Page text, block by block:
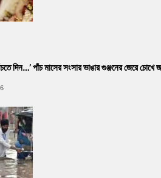
দিন…’ পাঁচ মাসের সংসার ভাঙার গুঞ্জনের জেরে